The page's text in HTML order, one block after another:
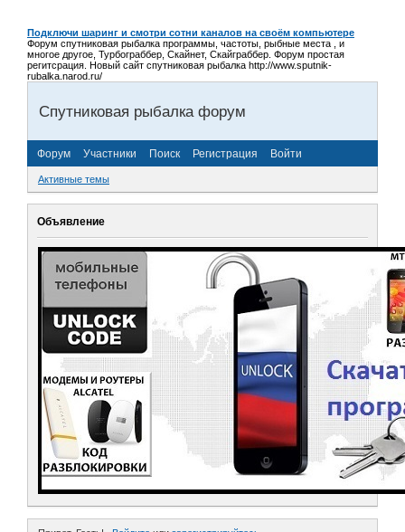
Подключи шаринг и смотри сотни каналов на своём компьютере
Форум спутниковая рыбалка программы, частоты, рыбные места , и
многое другое, Турбограббер, Скайнет, Скайграббер. Форум простая
регитсрация. Новый сайт спутниковая рыбалка http://www.sputnik-
rubalka.narod.ru/
Спутниковая рыбалка форум
Форум Участники Поиск Регистрация Войти
Активные темы
Объявление